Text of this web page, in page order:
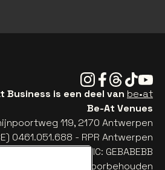
Instagram
Facebook
Threads
Tiktok
Business is een deel van be•at
Be-At Venues
119, 2170 Antwerpen
0461.051.688 - RPR Antwerpen
4925 0067 - BIC: GEBABEBB
- Alle rechten voorbehouden